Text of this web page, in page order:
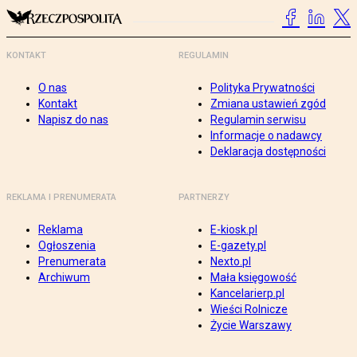
KONTAKT
O nas
Kontakt
Napisz do nas
REGULAMIN
Polityka Prywatności
Zmiana ustawień zgód
Regulamin serwisu
Informacje o nadawcy
Deklaracja dostępności
REKLAMA I PRENUMERATA
Reklama
Ogłoszenia
Prenumerata
Archiwum
PARTNERZY
E-kiosk.pl
E-gazety.pl
Nexto.pl
Mała księgowość
Kancelarierp.pl
Wieści Rolnicze
Życie Warszawy